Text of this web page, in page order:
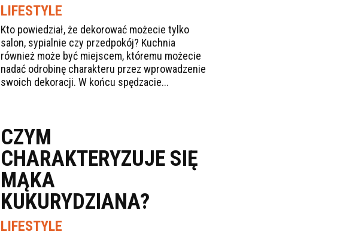
LIFESTYLE
Kto powiedział, że dekorować możecie tylko
salon, sypialnie czy przedpokój? Kuchnia
również może być miejscem, któremu możecie
nadać odrobinę charakteru przez wprowadzenie
swoich dekoracji. W końcu spędzacie...
CZYM
CHARAKTERYZUJE SIĘ
MĄKA
KUKURYDZIANA?
LIFESTYLE